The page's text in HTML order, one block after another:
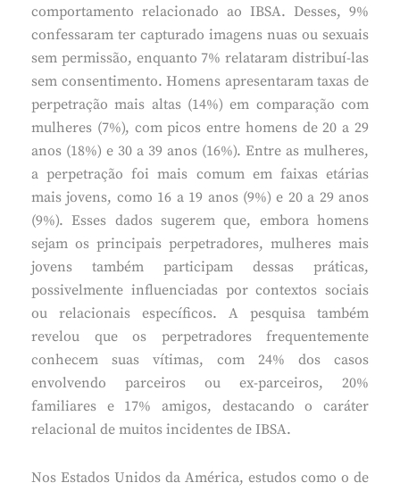
comportamento relacionado ao IBSA. Desses, 9%
confessaram ter capturado imagens nuas ou sexuais
sem permissão, enquanto 7% relataram distribuí-las
sem consentimento. Homens apresentaram taxas de
perpetração mais altas (14%) em comparação com
mulheres (7%), com picos entre homens de 20 a 29
anos (18%) e 30 a 39 anos (16%). Entre as mulheres,
a perpetração foi mais comum em faixas etárias
mais jovens, como 16 a 19 anos (9%) e 20 a 29 anos
(9%). Esses dados sugerem que, embora homens
sejam os principais perpetradores, mulheres mais
jovens também participam dessas práticas,
possivelmente influenciadas por contextos sociais
ou relacionais específicos. A pesquisa também
revelou que os perpetradores frequentemente
conhecem suas vítimas, com 24% dos casos
envolvendo parceiros ou ex-parceiros, 20%
familiares e 17% amigos, destacando o caráter
relacional de muitos incidentes de IBSA.
Nos Estados Unidos da América, estudos como o de